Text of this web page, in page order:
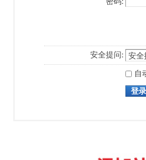
安全提问:
自
登录